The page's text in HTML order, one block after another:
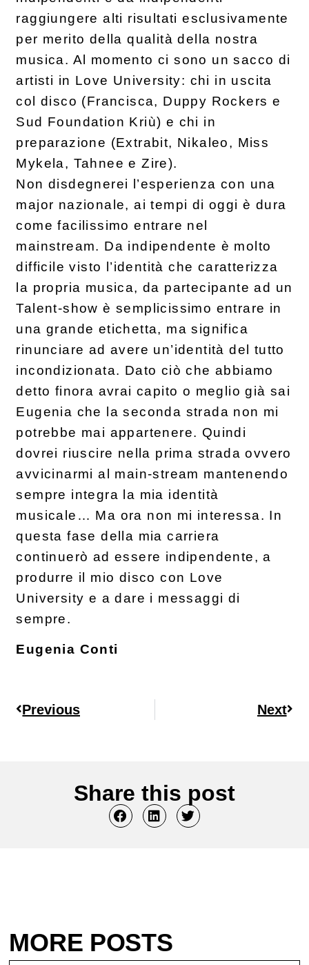
raggiungere alti risultati esclusivamente
per merito della qualità della nostra
musica. Al momento ci sono un sacco di
artisti in Love University: chi in uscita
col disco (Francisca, Duppy Rockers e
Sud Foundation Kriù) e chi in
preparazione (Extrabit, Nikaleo, Miss
Mykela, Tahnee e Zire).
Non disdegnerei l’esperienza con una
major nazionale, ai tempi di oggi è dura
come facilissimo entrare nel
mainstream. Da indipendente è molto
difficile visto l’identità che caratterizza
la propria musica, da partecipante ad un
Talent-show è semplicissimo entrare in
una grande etichetta, ma significa
rinunciare ad avere un’identità del tutto
incondizionata. Dato ciò che abbiamo
detto finora avrai capito o meglio già sai
Eugenia che la seconda strada non mi
potrebbe mai appartenere. Quindi
dovrei riuscire nella prima strada ovvero
avvicinarmi al main-stream mantenendo
sempre integra la mia identità
musicale… Ma ora non mi interessa. In
questa fase della mia carriera
continuerò ad essere indipendente, a
produrre il mio disco con Love
University e a dare i messaggi di
sempre.
Eugenia Conti
Previous Next
Share this post
MORE POSTS